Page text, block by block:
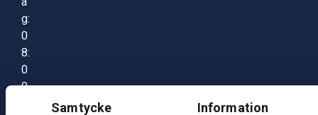
Samtycke Information
g:
0
8:
0
0